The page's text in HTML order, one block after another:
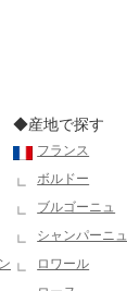
◆産地で探す
フランス
ボルドー
ブルゴーニュ
シャンパーニュ
ロワール